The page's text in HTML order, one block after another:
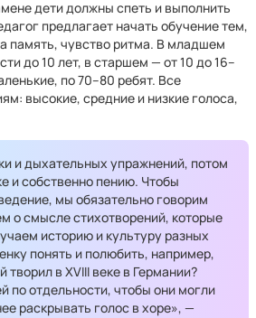
дети должны спеть и выполнить
предлагает начать обучение тем,
память, чувство ритма. В младшем
до 10 лет, в старшем — от 10 до 16–
по 70–80 ребят. Все
высокие, средние и низкие голоса,
и дыхательных упражнений, потом
и собственно пению. Чтобы
мы обязательно говорим
о смысле стихотворений, которые
историю и культуру разных
понять и полюбить, например,
творил в XVIII веке в Германии?
по отдельности, чтобы они могли
раскрывать голос в хоре», —